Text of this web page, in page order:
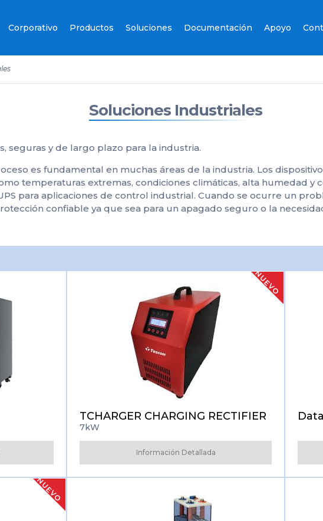
Corporativo Productos Soluciones Documentación Apoyo
Inicio de sesión de
socios de soluciones
Soluciones Industriales
seguras y de largo plazo para la industria.
es fundamental en muchas áreas de la industria. Los
temperaturas extremas, condiciones climáticas, alta humedad y
para aplicaciones de control industrial. Cuando se ocurre un
confiable ya que sea para un apagado seguro o la
NUEVO
TCHARGER CHARGING RECTIFIER
7kW
Información Detallada
NUEVO